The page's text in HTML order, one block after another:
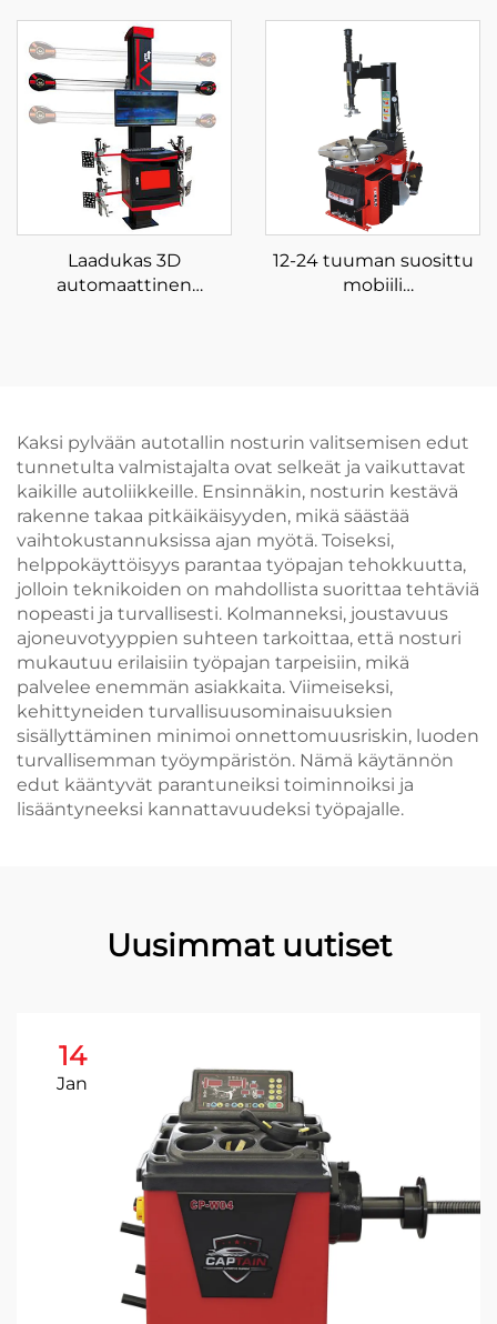
autonnostin
autohuoltotehtaalle
tasapainotuslaite älykäs
tasapainotuskone
Laadukas 3D
automaattinen
12-24 tuuman suosittu
mobiili
Kaksi pylvään autotallin nosturin valitsemisen edut
tunnetulta valmistajalta ovat selkeät ja vaikuttavat
kaikille autoliikkeille. Ensinnäkin, nosturin kestävä
rakenne takaa pitkäikäisyyden, mikä säästää
vaihtokustannuksissa ajan myötä. Toiseksi,
helppokäyttöisyys parantaa työpajan tehokkuutta,
jolloin teknikoiden on mahdollista suorittaa tehtäviä
nopeasti ja turvallisesti. Kolmanneksi, joustavuus
ajoneuvotyyppien suhteen tarkoittaa, että nosturi
mukautuu erilaisiin työpajan tarpeisiin, mikä
palvelee enemmän asiakkaita. Viimeiseksi,
kehittyneiden turvallisuusominaisuuksien
sisällyttäminen minimoi onnettomuusriskin, luoden
turvallisemman työympäristön. Nämä käytännön
edut kääntyvät parantuneiksi toiminnoiksi ja
lisääntyneeksi kannattavuudeksi työpajalle.
Uusimmat uutiset
14
Jan